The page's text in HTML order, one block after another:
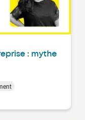
: mythe